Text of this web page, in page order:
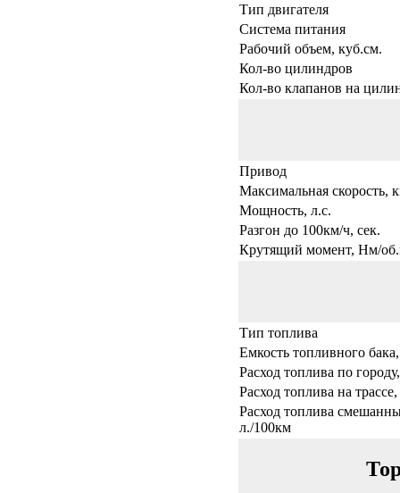
Тип двигателя
Система питания
Рабочий объем, куб.см.
Кол-во цилиндров
Кол-во клапанов на
Привод
Максимальная скорость,
Мощность, л.с.
Разгон до 100км/ч, сек.
Крутящий момент, Нм/
Тип топлива
Емкость топливного
Расход топлива по
Расход топлива на
Расход топлива
л./100км